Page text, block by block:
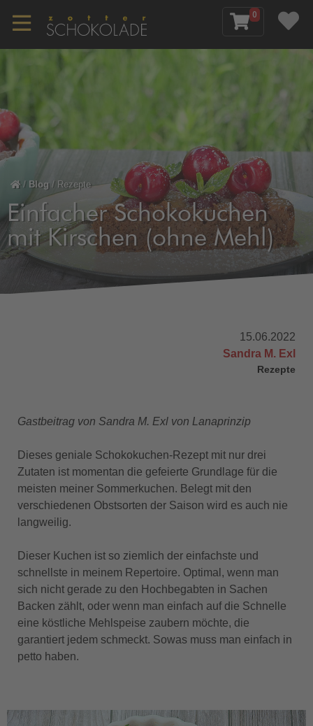
0
/ Blog / Rezepte
Einfacher Schokokuchen
mit Kirschen (ohne Mehl)
15.06.2022
Sandra M. Exl
Rezepte
Gastbeitrag von Sandra M. Exl von Lanaprinzip
Dieses geniale Schokokuchen-Rezept mit nur drei
Zutaten ist momentan die gefeierte Grundlage für die
meisten meiner Sommerkuchen. Belegt mit den
verschiedenen Obstsorten der Saison wird es auch nie
langweilig.
Dieser Kuchen ist so ziemlich der einfachste und
schnellste in meinem Repertoire. Optimal, wenn man
sich nicht gerade zu den Hochbegabten in Sachen
Backen zählt, oder wenn man einfach auf die Schnelle
eine köstliche Mehlspeise zaubern möchte, die
garantiert jedem schmeckt. Sowas muss man einfach in
petto haben.